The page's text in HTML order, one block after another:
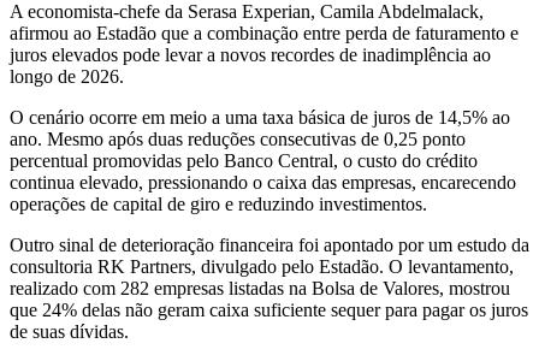
A economista-chefe da Serasa Experian, Camila Abdelmalack,
afirmou ao Estadão que a combinação entre perda de faturamento e
juros elevados pode levar a novos recordes de inadimplência ao
longo de 2026.
O cenário ocorre em meio a uma taxa básica de juros de 14,5% ao
ano. Mesmo após duas reduções consecutivas de 0,25 ponto
percentual promovidas pelo Banco Central, o custo do crédito
continua elevado, pressionando o caixa das empresas, encarecendo
operações de capital de giro e reduzindo investimentos.
Outro sinal de deterioração financeira foi apontado por um estudo da
consultoria RK Partners, divulgado pelo Estadão. O levantamento,
realizado com 282 empresas listadas na Bolsa de Valores, mostrou
que 24% delas não geram caixa suficiente sequer para pagar os juros
de suas dívidas.